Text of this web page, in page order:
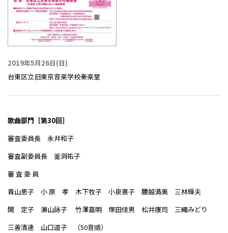
2019年5月26日(日)
台東区立旧東京音楽学校奏楽堂
歌曲部門［第30回］
審査委員長 永井和子
審査副委員長 釜洞祐子
審 査 委 員
青山恵子 小 原 孝 木下牧子 小泉惠子 腰越満美 三林輝夫
関 定子 瀬山詠子 竹澤嘉明 塚田佳男 松井康司 三縄みどり
三善清達 山口道子 （50音順）